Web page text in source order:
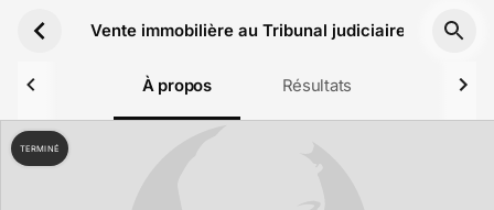
Vente immobilière au Tribunal judiciaire de
À propos Résultats
TERMINÉ